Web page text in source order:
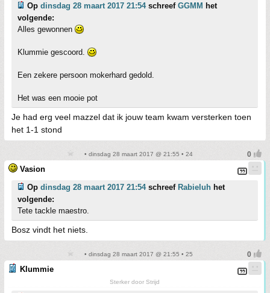
Op dinsdag 28 maart 2017 21:54schreef GGMM het
volgende:
Alles gewonnen
Klummie gescoord.
Een zekere persoon mokerhard gedold.
Het was een mooie pot
Je had erg veel mazzel dat ik jouw team kwam versterken toen
het 1-1 stond
• dinsdag 28 maart 2017 @ 21:55 • 24
Vasion
Op dinsdag 28 maart 2017 21:54schreef Rabieluh het
volgende:
Tete tackle maestro.
Bosz vindt het niets.
• dinsdag 28 maart 2017 @ 21:55 • 25
Klummie
Sterker door Strijd